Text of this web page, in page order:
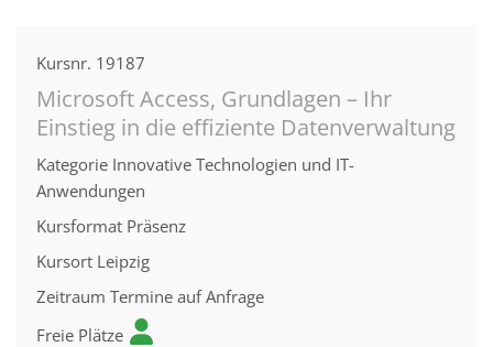
Kursnr. 19187
Microsoft Access, Grundlagen – Ihr
Einstieg in die effiziente Datenverwaltung
Kategorie Innovative Technologien und IT-
Anwendungen
Kursformat Präsenz
Kursort Leipzig
Zeitraum Termine auf Anfrage
Freie Plätze